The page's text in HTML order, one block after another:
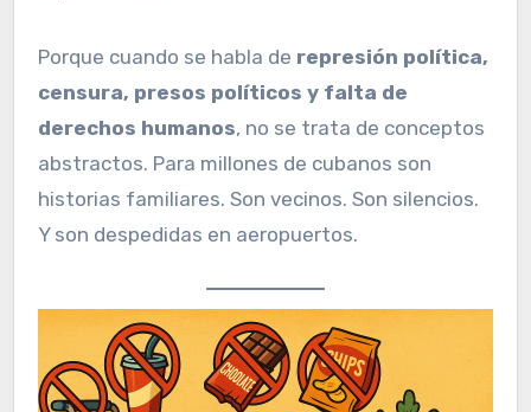
Porque cuando se habla de represión política,
censura, presos políticos y falta de
derechos humanos, no se trata de conceptos
abstractos. Para millones de cubanos son
historias familiares. Son vecinos. Son silencios.
Y son despedidas en aeropuertos.